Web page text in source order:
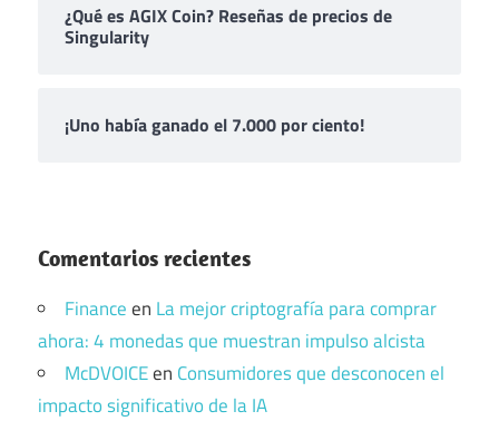
¿Qué es AGIX Coin? Reseñas de precios de
Singularity
¡Uno había ganado el 7.000 por ciento!
Comentarios recientes
Financeen La mejor criptografía para comprar
ahora: 4 monedas que muestran impulso alcista
McDVOICEen Consumidores que desconocen el
impacto significativo de la IA